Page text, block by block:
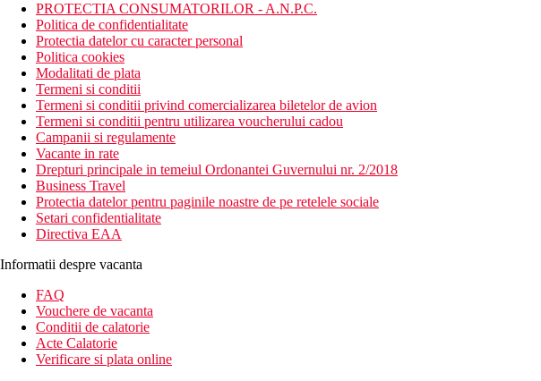
PROTECTIA CONSUMATORILOR - A.N.P.C.
Politica de confidentialitate
Protectia datelor cu caracter personal
Politica cookies
Modalitati de plata
Termeni si conditii
Termeni si conditii privind comercializarea biletelor de avion
Termeni si conditii pentru utilizarea voucherului cadou
Campanii si regulamente
Vacante in rate
Drepturi principale in temeiul Ordonantei Guvernului nr. 2/2018
Business Travel
Protectia datelor pentru paginile noastre de pe retelele sociale
Setari confidentialitate
Directiva EAA
Informatii despre vacanta
FAQ
Vouchere de vacanta
Conditii de calatorie
Acte Calatorie
Verificare si plata online